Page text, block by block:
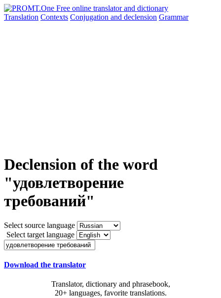
Translation Contexts Conjugation and declension Grammar
Declension of the word
"удовлетворение
требований"
Select source language
Select target language
Download the translator
Translator, dictionary and phrasebook,
20+ languages, favorite translations.